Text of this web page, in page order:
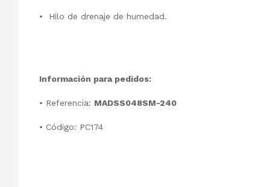
• Hilo de drenaje de humedad.
Información para pedidos:
• Referencia: MADSS048SM-240
• Código: PC174